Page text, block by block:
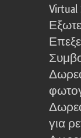
Virtual
για